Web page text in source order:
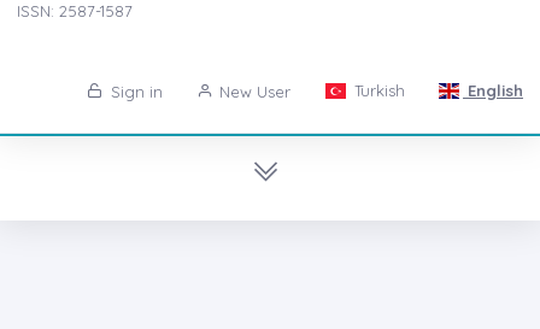
ISSN: 2587-1587
Sign in New User Turkish English